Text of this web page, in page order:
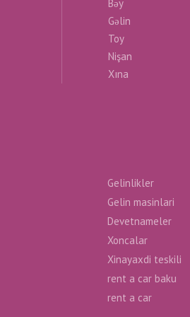
Bəy
Gəlin
Toy
Nişan
Xına
Gelinlikler
Gelin masinlari
Devetnameler
Xoncalar
Xinayaxdi teskili
rent a car baku
rent a car